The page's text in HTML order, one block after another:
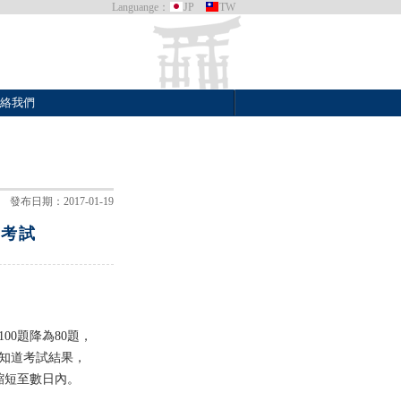
Languange： JP TW
我們
發布日期：2017-01-19
試
題降為80題，
道考試結果，
至數日內。